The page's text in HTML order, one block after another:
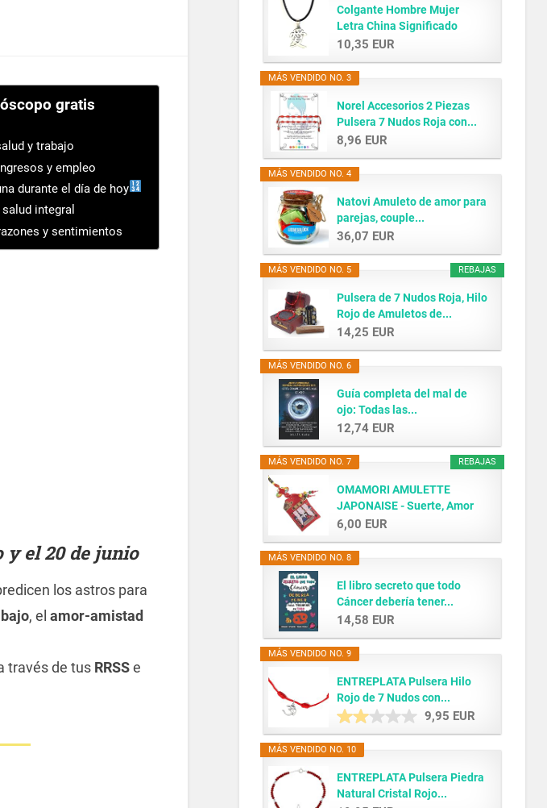
gratis
y trabajo
y empleo
durante el día de hoy
integral
y sentimientos
y el 20 de junio
los astros para
, el amor-amistad
través de tus RRSSe
Colgante Hombre Mujer
Letra China Significado
AMOR...
10,35 EUR
MÁS VENDIDO NO. 3
Norel Accesorios 2 Piezas
Pulsera 7 Nudos Roja con...
8,96 EUR
MÁS VENDIDO NO. 4
Natovi Amuleto de amor para
parejas, couple...
36,07 EUR
REBAJAS
MÁS VENDIDO NO. 5
Pulsera de 7 Nudos Roja, Hilo
Rojo de Amuletos de...
14,25 EUR
MÁS VENDIDO NO. 6
Guía completa del mal de
ojo: Todas las...
12,74 EUR
REBAJAS
MÁS VENDIDO NO. 7
OMAMORI AMULETTE
JAPONAISE - Suerte, Amor
y...
6,00 EUR
MÁS VENDIDO NO. 8
El libro secreto que todo
Cáncer debería tener...
14,58 EUR
MÁS VENDIDO NO. 9
ENTREPLATA Pulsera Hilo
Rojo de 7 Nudos con...
9,95 EUR
MÁS VENDIDO NO. 10
ENTREPLATA Pulsera Piedra
Natural Cristal Rojo...